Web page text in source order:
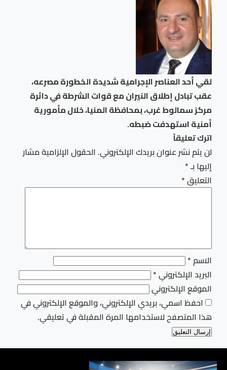
لقي أحد العناصر الإجرامية شديدة الخطورة مصرعه،
عقب تبادل إطلاق النيران مع قوات الشرطة في دائرة
مركز سمالوط غرب، بمحافظة المنيا، خلال مأمورية
أمنية استهدفت ضبطه.
اترك تعليقاً
لن يتم نشر عنوان بريدك الإلكتروني. الحقول الإلزامية مشار
إليها بـ*
التعليق*
الاسم*
البريد الإلكتروني*
الموقع الإلكتروني
احفظ اسمي، بريدي الإلكتروني، والموقع الإلكتروني في
هذا المتصفح لاستخدامها المرة المقبلة في تعليقي.